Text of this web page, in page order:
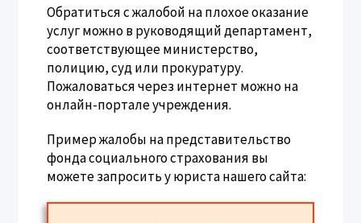
Обратиться с жалобой на плохое оказание
услуг можно в руководящий департамент,
соответствующее министерство,
полицию, суд или прокуратуру.
Пожаловаться через интернет можно на
онлайн-портале учреждения.
Пример жалобы на представительство
фонда социального страхования вы
можете запросить у юриста нашего сайта: